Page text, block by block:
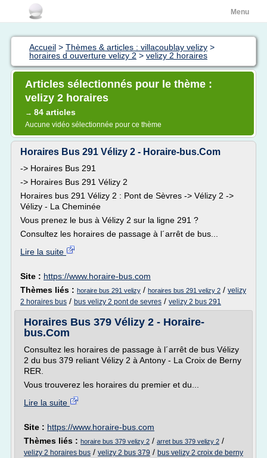
Menu
Accueil > Thèmes & articles : villacoublay velizy >
horaires d ouverture velizy 2 > velizy 2 horaires
Articles sélectionnés pour le thème :
velizy 2 horaires
→ 84 articles
Aucune vidéo sélectionnée pour ce thème
Horaires Bus 291 Vélizy 2 - Horaire-bus.Com
-> Horaires Bus 291
-> Horaires Bus 291 Vélizy 2
Horaires bus 291 Vélizy 2 : Pont de Sèvres -> Vélizy 2 ->
Vélizy - La Cheminée
Vous prenez le bus à Vélizy 2 sur la ligne 291 ?
Consultez les horaires de passage à l´arrêt de bus...
Lire la suite
Site : https://www.horaire-bus.com
Thèmes liés : horaire bus 291 velizy / horaires bus 291 velizy 2 / velizy
2 horaires bus / bus velizy 2 pont de sevres / velizy 2 bus 291
Horaires Bus 379 Vélizy 2 - Horaire-
bus.Com
Consultez les horaires de passage à l´arrêt de bus Vélizy
2 du bus 379 reliant Vélizy 2 à Antony - La Croix de Berny
RER.
Vous trouverez les horaires du premier et du...
Lire la suite
Site : https://www.horaire-bus.com
Thèmes liés : horaire bus 379 velizy 2 / arret bus 379 velizy 2 /
velizy 2 horaires bus / velizy 2 bus 379 / bus velizy 2 croix de berny